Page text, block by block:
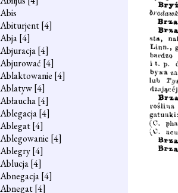
Abis
Abiturjent[4]
Abja[4]
Abjuracja[4]
Abjurować [4]
Ablaktowanie [4]
Ablatyw[4]
Abłaucha[4]
Ablegacja[4]
Ablegat[4]
Ablegowanie [4]
Ablegry[4]
Ablucja[4]
Abnegacja[4]
Abnegat[4]